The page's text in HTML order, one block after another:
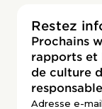
Restez
Prochains
rapports et
de culture